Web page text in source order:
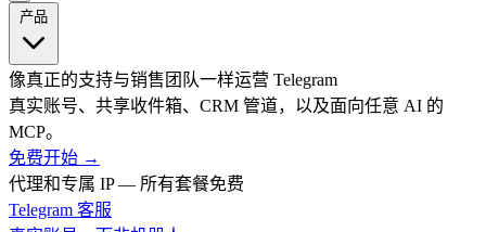
产品
像真正的支持与销售团队一样运营 Telegram
真实账号、共享收件箱、CRM 管道，以及面向任意 AI 的
MCP。
免费开始 →
代理和专属 IP — 所有套餐免费
Telegram 客服